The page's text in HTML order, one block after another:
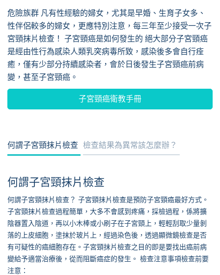
危險族群 凡有性經驗的婦女，尤其是早婚、生育子女多、
性伴侶較多的婦女，更應特別注意，每三年至少接受一次子
宮頸抹片檢查！ 子宮頸癌是如何發生的 絕大部分子宮頸癌
是經由性行為感染人類乳突病毒所致，感染後多會自行痊
癒，僅有少部分持續感染者，會於日後發生子宮頸癌前病
變，甚至子宮頸癌。
子宮頸癌衛教手冊
何謂子宮頸抹片檢查 檢查結果為異常該怎麼辦？
何謂子宮頸抹片檢查
何謂子宮頸抹片檢查？ 子宮頸抹片檢查是預防子宮頸癌最好方式。
子宮頸抹片檢查過程簡單，大多不會感到疼痛，採檢過程，係將擴
陰器置入陰道，再以小木棒或小刷子在子宮頸上，輕輕刮取少量剝
落的上皮細胞，塗抹於玻片上，經過染色後，透過顯微鏡檢查是否
有可疑性的癌細胞存在。子宮頸抹片檢查之目的即是要找出癌前病
變給予適當治療後，從而阻斷癌症的發生。 檢查注意事項檢查前要
注意：